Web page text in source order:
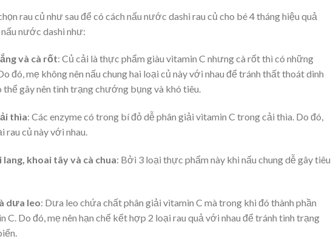
rau củ như sau để có cách nấu nước dashi rau củ cho bé 4 tháng hiệu quả
nước dashi như:
và cà rốt: Củ cải là thực phẩm giàu vitamin C nhưng cà rốt thì có những
đó, mẹ không nên nấu chung hai loại củ này với nhau để tránh thất thoát dinh
gây nên tình trạng chướng bụng và khó tiêu.
thìa: Các enzyme có trong bí đỏ dễ phân giải vitamin C trong cải thìa. Do đó,
rau củ này với nhau.
khoai tây và cà chua: Bởi 3 loại thực phẩm này khi nấu chung dễ gây tiêu
dưa leo: Dưa leo chứa chất phân giải vitamin C mà trong khi đó thành phần
C. Do đó, mẹ nên hạn chế kết hợp 2 loại rau quả với nhau để tránh tình trạng